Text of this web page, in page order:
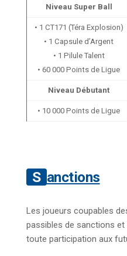
Niveau Super Ball
• 1 CT171 (Téra Explosion)
• 1 Capsule d’Argent
• 1 Pilule Talent
• 60 000 Points de Ligue
Niveau Débutant
• 10 000 Points de Ligue
Sanctions
Les joueurs coupables
passibles de sanctions
toute participation aux